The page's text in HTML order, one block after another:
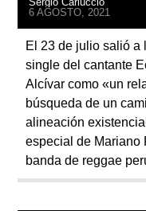
6 AGOSTO, 2021
El 23 de julio salió a
single del cantante
Alcívar como «un
búsqueda de un
alineación
especial de Mariano
banda de reggae